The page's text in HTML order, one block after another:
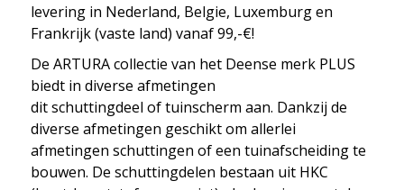
levering in Nederland, Belgie, Luxemburg en
Frankrijk (vaste land) vanaf 99,-€!
De ARTURA collectie van het Deense merk PLUS
biedt in diverse afmetingen
dit schuttingdeel of tuinscherm aan. Dankzij de
diverse afmetingen geschikt om allerlei
afmetingen schuttingen of een tuinafscheiding te
bouwen. De schuttingdelen bestaan uit HKC